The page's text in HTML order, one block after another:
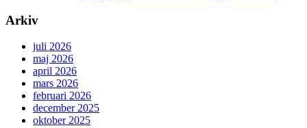
Arkiv
juli 2026
maj 2026
april 2026
mars 2026
februari 2026
december 2025
oktober 2025